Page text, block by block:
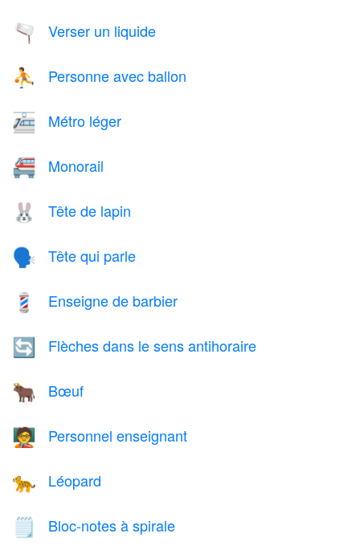
🫗 Verser un liquide
⛹️ Personne avec ballon
🚈 Métro léger
🚝 Monorail
🐰 Tête de lapin
🗣️ Tête qui parle
💈 Enseigne de barbier
🔄 Flèches dans le sens antihoraire
🐂 Bœuf
🧑‍🏫 Personnel enseignant
🐆 Léopard
🗒️ Bloc-notes à spirale